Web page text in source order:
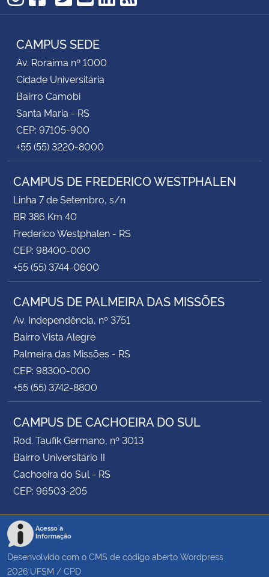
Instagram
Facebook
TikTok
Twitter
YouTube
LinkedIn
RSS
CAMPUS SEDE
Av. Roraima nº 1000
Cidade Universitária
Bairro Camobi
Santa Maria - RS
CEP: 97105-900
+55 (55) 3220-8000
CAMPUS DE FREDERICO WESTPHALEN
Linha 7 de Setembro, s/n
BR 386 Km 40
Frederico Westphalen - RS
CEP: 98400-000
+55 (55) 3744-0600
CAMPUS DE PALMEIRA DAS MISSÕES
Av. Independência, nº 3751
Bairro Vista Alegre
Palmeira das Missões - RS
CEP: 98300-000
+55 (55) 3742-8800
CAMPUS DE CACHOEIRA DO SUL
Rod. Taufik Germano, nº 3013
Bairro Universitário II
Cachoeira do Sul - RS
CEP: 96503-205
Acesso à
Informação
Desenvolvido com o CMS de código aberto Wordpress
2026 UFSM / CPD